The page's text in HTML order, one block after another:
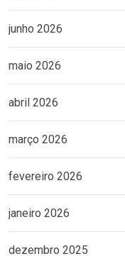
junho 2026
maio 2026
abril 2026
março 2026
fevereiro 2026
janeiro 2026
dezembro 2025